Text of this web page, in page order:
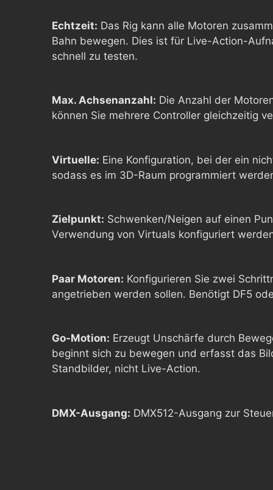
Echtzeit: Das Rig kann alle Motoren
Bahn bewegen. Dies ist für Live-Action-
schnell zu testen.
Max. Achsenanzahl: Die Anzahl der
können Sie mehrere Controller gleichzeitig
Virtuelle: Eine Konfiguration, bei der ein
sodass es im 3D-Raum programmiert
Zielpunkt: Schwenken/Neigen auf einen
Verwendung von Virtuals konfiguriert
Paar Motoren: Konfigurieren Sie zwei
angetrieben werden sollen. Benötigt DF5
Go-Motion: Erzeugt Unschärfe durch
beginnt sich zu bewegen und erfasst das
Standbilder, nicht Live-Action.
DMX-Ausgang: DMX512-Ausgang zur